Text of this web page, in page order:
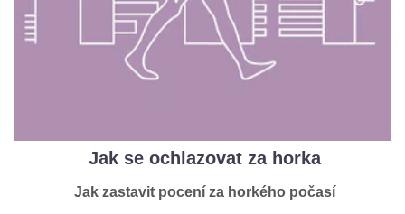
Jak se ochlazovat za horka
Jak zastavit pocení za horkého počasí